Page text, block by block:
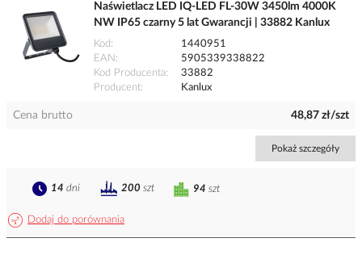
Naświetlacz LED IQ-LED FL-30W 3450lm 4000K
NW IP65 czarny 5 lat Gwarancji | 33882 Kanlux
Kod
1440951
EAN
5905339338822
Kod Producenta
33882
Producent
Kanlux
Cena brutto 48,87 zł/szt
Pokaż szczegóły
Dodaj do porównania
94 szt
14 dni 200 szt